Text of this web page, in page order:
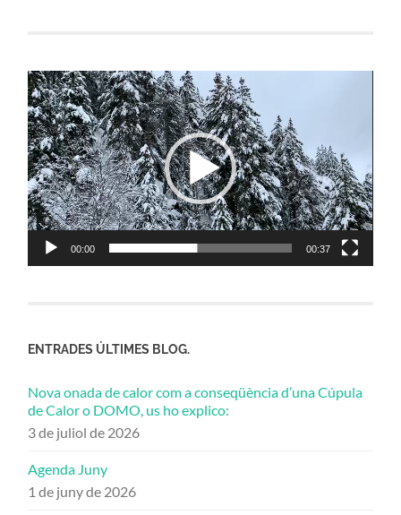
Reproductor
de
vídeo
00:00 00:37
ENTRADES ÚLTIMES BLOG.
Nova onada de calor com a conseqüència d’una Cúpula
de Calor o DOMO, us ho explico:
3 de juliol de 2026
Agenda Juny
1 de juny de 2026